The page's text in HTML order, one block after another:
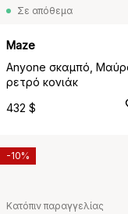
Σε απόθεμα
Maze
Anyone σκαμπό,
ρετρό κονιάκ
432 $
Κατόπιν παραγγελίας
-10%